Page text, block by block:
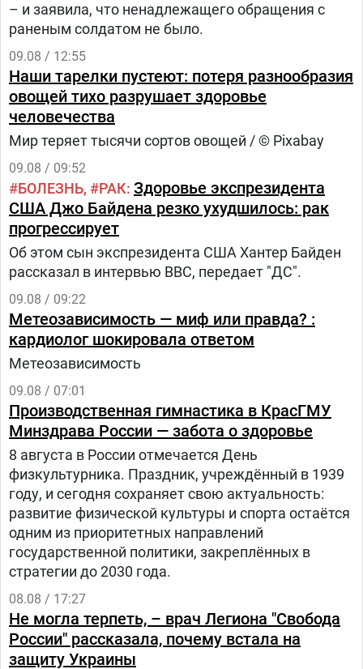
– и заявила, что ненадлежащего обращения с
раненым солдатом не было.
09.08 / 12:55
Наши тарелки пустеют: потеря разнообразия
овощей тихо разрушает здоровье
человечества
Мир теряет тысячи сортов овощей / © Pixabay
09.08 / 09:52
БОЛЕЗНЬ РАК Здоровье экспрезидента
США Джо Байдена резко ухудшилось: рак
прогрессирует
Об этом сын экспрезидента США Хантер Байден
рассказал в интервью BBC, передает "ДС".
09.08 / 09:22
Метеозависимость — миф или правда? :
кардиолог шокировала ответом
Метеозависимость
09.08 / 07:01
Производственная гимнастика в КрасГМУ
Минздрава России — забота о здоровье
8 августа в России отмечается День
физкультурника. Праздник, учреждённый в 1939
году, и сегодня сохраняет свою актуальность:
развитие физической культуры и спорта остаётся
одним из приоритетных направлений
государственной политики, закреплённых в
стратегии до 2030 года.
08.08 / 17:27
Не могла терпеть, – врач Легиона "Свобода
России" рассказала, почему встала на
защиту Украины